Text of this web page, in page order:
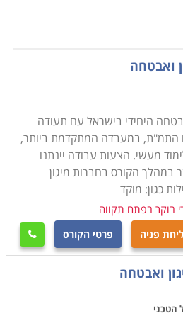
חכמים, כאשר בנוסף לידע
מעשיים אשר יאפשרו התנסות
מכשירים לקראת אחד
שכן כיום כמעט בכל חנות
מעגל סגור, המאבטחת מפני
ואף מאפשרת בזמן אמת להפעיל
בחדירה של גורמים בלתי
מדובר בקורס הנערך
אחד בבוקר או ביומיים בשעות
ואבטחה
היחידי בישראל עם תעודה
התמ"ת, במעבדה המתקדמת ביותר,
מעשי. הצעות עבודה יינתנו
במהלך הקורס בחברות מיגון
כגון: מוקד
בוקר בפתח תקווה
פניה פרטי הקורס 
ואבטחה
הטכני